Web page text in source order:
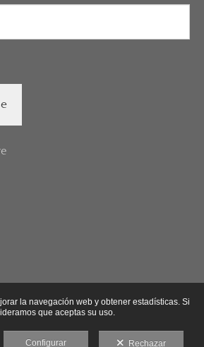
la navegación web y obtener estadísticas. Si
que aceptas su uso.
Configurar Rechazar